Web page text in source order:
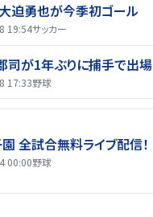
迫勇也が今季初ゴール
19:54サッカー
司が1年ぶりに捕手で出場
17:33野球
全試合無料ライブ配信！
00:00野球